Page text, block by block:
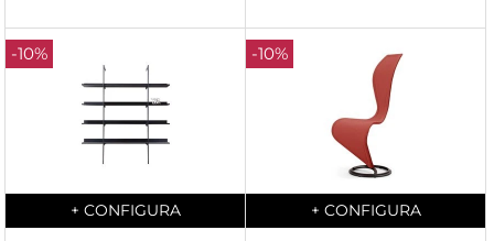
-10%
Quantità
+ CONFIGURA
-10%
Quantità
+ CONFIGURA